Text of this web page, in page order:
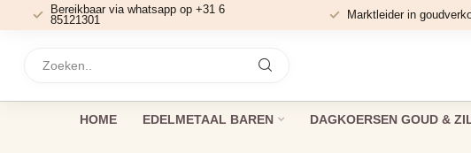
Bereikbaar via whatsapp op +31 6
85121301
Marktleider in
HOME EDELMETAAL BAREN DAGKOERSEN GOUD &